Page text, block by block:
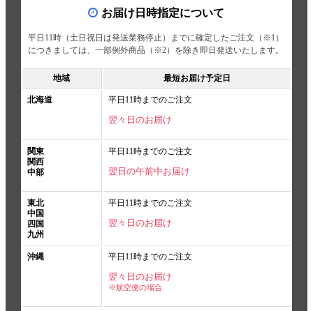
お届け日時指定について
平日11時（土日祝日は発送業務停止）までに確定したご注文（※1）
につきましては、一部例外商品（※2）を除き即日発送いたします。
地域 最短お届け予定日
北海道 平日11時までのご注文
翌々日のお届け
関東
関西
中部
平日11時までのご注文
翌日の午前中お届け
東北
中国
四国
九州
平日11時までのご注文
翌々日のお届け
沖縄 平日11時までのご注文
翌々日のお届け
※航空便の場合